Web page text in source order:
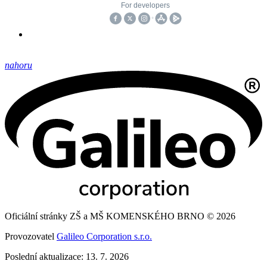
nahoru
Oficiální stránky ZŠ a MŠ KOMENSKÉHO BRNO © 2026
Provozovatel Galileo Corporation s.r.o.
Poslední aktualizace: 13. 7. 2026